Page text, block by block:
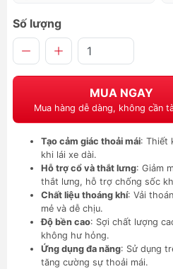
Số lượng
MUA NGAY
Mua hàng dễ dàng, không cần
Tạo cảm giác thoải mái: Thiết
khi lái xe dài.
Hỗ trợ cổ và thắt lưng: Giảm
thắt lưng, hỗ trợ chống sốc
Chất liệu thoáng khí: Vải
mẻ và dễ chịu.
Độ bền cao: Sợi chất lượng
không hư hỏng.
Ứng dụng đa năng: Sử dụng
tăng cường sự thoải mái.